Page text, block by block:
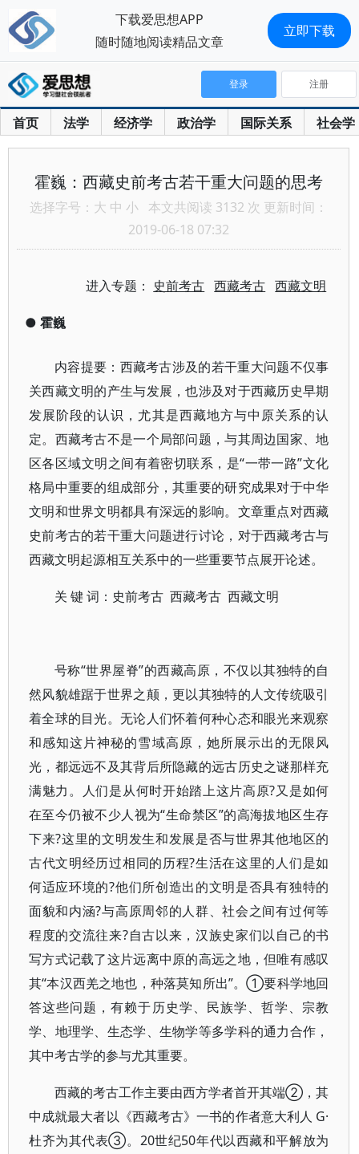
首页 法学 经济学 政治学 国际关系 社会学
登录 注册
霍巍：西藏史前考古若干重大问题的思考
选择字号： 大 中 小 本文共阅读 3132 次 更新时间：
2019-06-18 07:32
进入专题： 史前考古 西藏考古 西藏文明
● 霍巍
内容提要：西藏考古涉及的若干重大问题不仅事
关西藏文明的产生与发展，也涉及对于西藏历史早期
发展阶段的认识，尤其是西藏地方与中原关系的认
定。西藏考古不是一个局部问题，与其周边国家、地
区各区域文明之间有着密切联系，是“一带一路”文化
格局中重要的组成部分，其重要的研究成果对于中华
文明和世界文明都具有深远的影响。文章重点对西藏
史前考古的若干重大问题进行讨论，对于西藏考古与
西藏文明起源相互关系中的一些重要节点展开论述。
关 键 词：史前考古 西藏考古 西藏文明
号称“世界屋脊”的西藏高原，不仅以其独特的自
然风貌雄踞于世界之颠，更以其独特的人文传统吸引
着全球的目光。无论人们怀着何种心态和眼光来观察
和感知这片神秘的雪域高原，她所展示出的无限风
光，都远远不及其背后所隐藏的远古历史之谜那样充
满魅力。人们是从何时开始踏上这片高原?又是如何
在至今仍被不少人视为“生命禁区”的高海拔地区生存
下来?这里的文明发生和发展是否与世界其他地区的
古代文明经历过相同的历程?生活在这里的人们是如
何适应环境的?他们所创造出的文明是否具有独特的
面貌和内涵?与高原周邻的人群、社会之间有过何等
程度的交流往来?自古以来，汉族史家们以自己的书
写方式记载了这片远离中原的高远之地，但唯有感叹
其“本汉西羌之地也，种落莫知所出”。①要科学地回
答这些问题，有赖于历史学、民族学、哲学、宗教
学、地理学、生态学、生物学等多学科的通力合作，
其中考古学的参与尤其重要。
西藏的考古工作主要由西方学者首开其端②，其
中成就最大者以《西藏考古》一书的作者意大利人 G·
杜齐为其代表③。20世纪50年代以西藏和平解放为
下载爱思想APP
随时随地阅读精品文章
立即下载